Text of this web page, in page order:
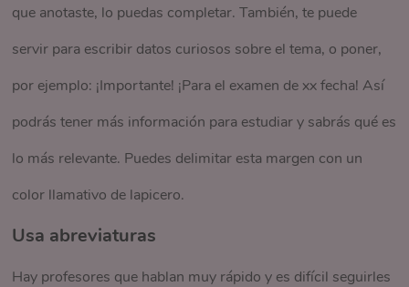
que anotaste, lo puedas completar. También, te puede
servir para escribir datos curiosos sobre el tema, o poner,
por ejemplo: ¡Importante! ¡Para el examen de xx fecha! Así
podrás tener más información para estudiar y sabrás qué es
lo más relevante. Puedes delimitar esta margen con un
color llamativo de lapicero.
Usa abreviaturas
Hay profesores que hablan muy rápido y es difícil seguirles
proceso de escritura y hará más fácil la lectura; además, los
textos lucirán más agradables. Podrás buscar en internet,
preguntar a tu profe de Español o leer libros de los géneros
que te gusten.
triángulo, un corazón o una espiral. También, puedes
usarlas para diferenciar los subtemas.
Dibuja
Acompañar los textos de dibujos no solo dará un toque
más lindo y colorido a tu cuaderno, sino que también te
ayudarán a crear mayor recordación mientras los haces, y
cuando vayas a estudiar, serán de gran ayuda para
memorizar mejor tus notas.